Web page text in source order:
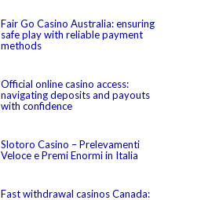
Fair Go Casino Australia: ensuring
safe play with reliable payment
methods
Official online casino access:
navigating deposits and payouts
with confidence
Slotoro Casino – Prelevamenti
Veloce e Premi Enormi in Italia
Fast withdrawal casinos Canada: